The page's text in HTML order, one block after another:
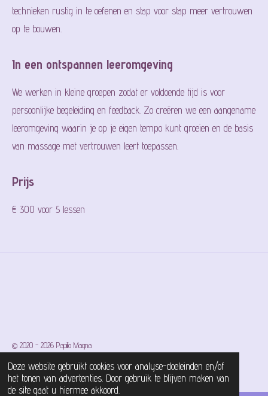
Deze website gebruikt cookies voor analyse-doeleinden en/of
het tonen van advertenties. Door gebruik te blijven maken van
de site gaat u hiermee akkoord.
technieken rustig in te oefenen en stap voor stap meer vertrouwen
op te bouwen.
In een ontspannen leeromgeving
We werken in kleine groepen zodat er voldoende tijd is voor
persoonlijke begeleiding en feedback. Zo creëren we een aangename
leeromgeving waarin je op je eigen tempo kunt groeien en de basis
van massage met vertrouwen leert toepassen.
Prijs
€ 300 voor 5 lessen
© 2020 - 2026 Papilio Magna
Powered by JouwWeb